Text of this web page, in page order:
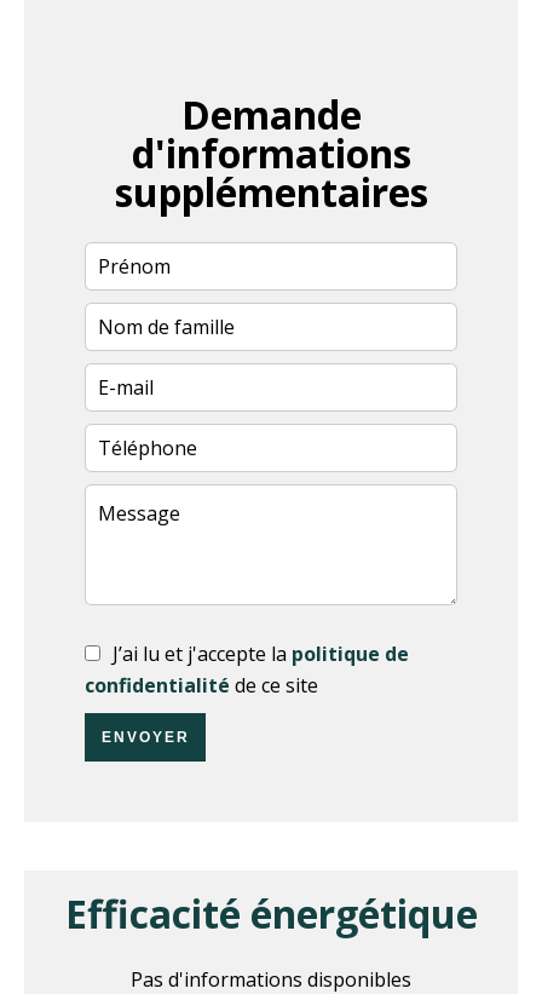
Demande
d'informations
supplémentaires
J’ai lu et j'accepte la politique de
confidentialité de ce site
ENVOYER
Efficacité énergétique
Pas d'informations disponibles